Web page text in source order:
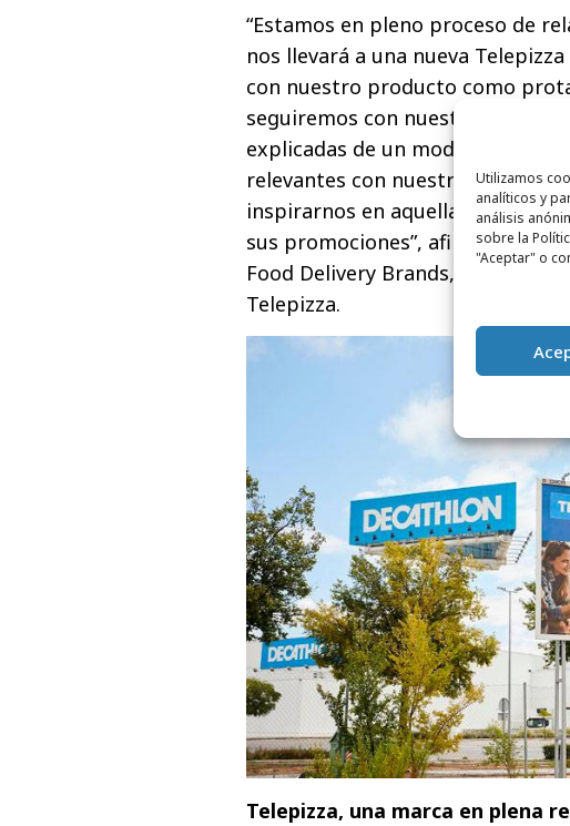
Utilizamos
analíticos y
análisis
sobre la
"Aceptar" o
“Estamos en pleno proceso de
nos llevará a una nueva
con nuestro producto como
seguiremos con nuestras
explicadas de un modo
relevantes con nuestra
inspirarnos en aquellas grandes
sus promociones”, afirma Jesús
Food Delivery Brands, grupo de
Telepizza.
Telepizza, una marca en plena